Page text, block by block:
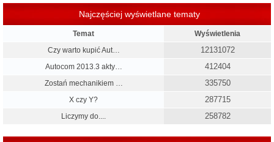
Najczęściej wyświetlane tematy
Temat
Wyświetlenia
Czy warto kupić Aut…
12131072
Autocom 2013.3 akty… 412404
Zostań mechanikiem … 335750
X czy Y? 287715
Liczymy do.... 258782